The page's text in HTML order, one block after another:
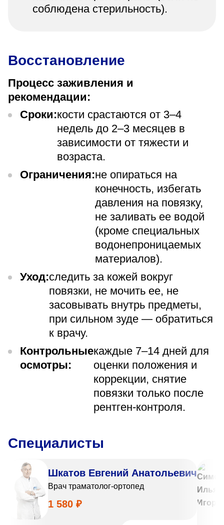
соблюдена стерильность).
Восстановление
Процесс заживления и
рекомендации:
Сроки:кости срастаются от 3–4
недель до 2–3 месяцев в
зависимости от тяжести и
возраста.
Ограничения:не опираться на
конечность, избегать
давления на повязку,
не заливать ее водой
(кроме специальных
водонепроницаемых
материалов).
Уход:следить за кожей вокруг
повязки, не мочить ее, не
засовывать внутрь предметы,
при сильном зуде — обратиться
к врачу.
Контрольные
осмотры:
каждые 7–14 дней для
оценки положения и
коррекции, снятие
повязки только после
рентген-контроля.
Специалисты
Шкатов Евгений Анатольевич
Врач траматолог-ортопед
1 580 ₽